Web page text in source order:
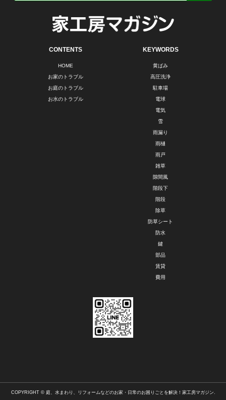
CONTENTS
HOME
お家のトラブル
お庭のトラブル
お水のトラブル
KEYWORDS
黄ばみ
高圧洗浄
駐車場
電球
電気
雪
雨漏り
雨樋
雨戸
雑草
隙間風
階段下
階段
除草
防草シート
防水
鍵
部品
賃貸
費用
COPYRIGHT © 庭、水まわり、リフォームなどのお家・日常のお困りごとを解決！家工房マガジン.